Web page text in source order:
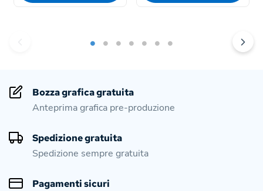
Bozza grafica gratuita
Anteprima grafica pre-produzione
Spedizione gratuita
Spedizione sempre gratuita
Pagamenti sicuri